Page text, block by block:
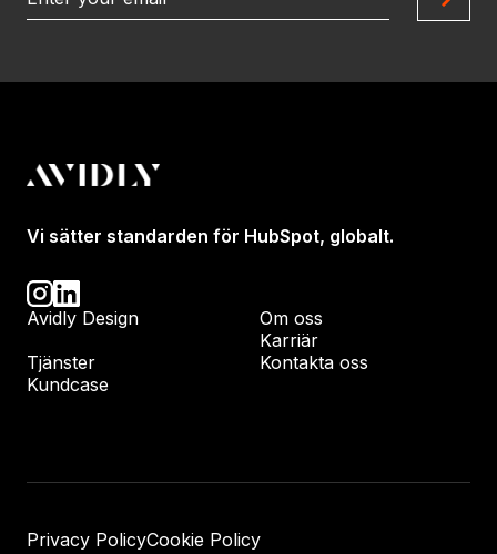
Vi sätter standarden för HubSpot, globalt.
Avidly Design
Om oss
Karriär
Tjänster
Kundcase
Kontakta oss
Privacy PolicyCookie Policy